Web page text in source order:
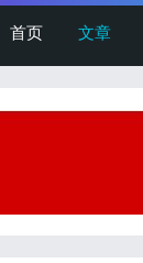
首页 文章